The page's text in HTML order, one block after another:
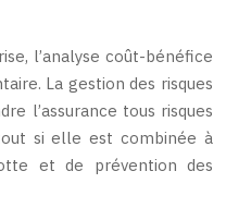
l’analyse coût-bénéfice
La gestion des risques
l’assurance tous risques
si elle est combinée à
et de prévention des